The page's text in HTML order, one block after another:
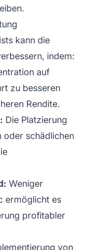
kann die
indem:
auf
zu besseren
Rendite.
Die Platzierung
oder schädlichen
Weniger
ermöglicht es
profitabler
von